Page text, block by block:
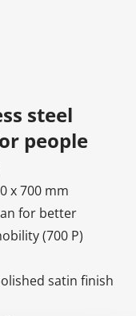
steel
people
x 700 mm
for better
(700 P)
satin finish